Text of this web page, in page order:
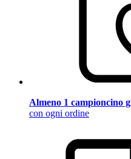
Almeno 1 campioncino
con ogni ordine